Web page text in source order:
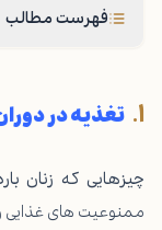
فهرست مطالب
تغذیه در
چیزهایی که زنان
ممنوعیت های غذایی